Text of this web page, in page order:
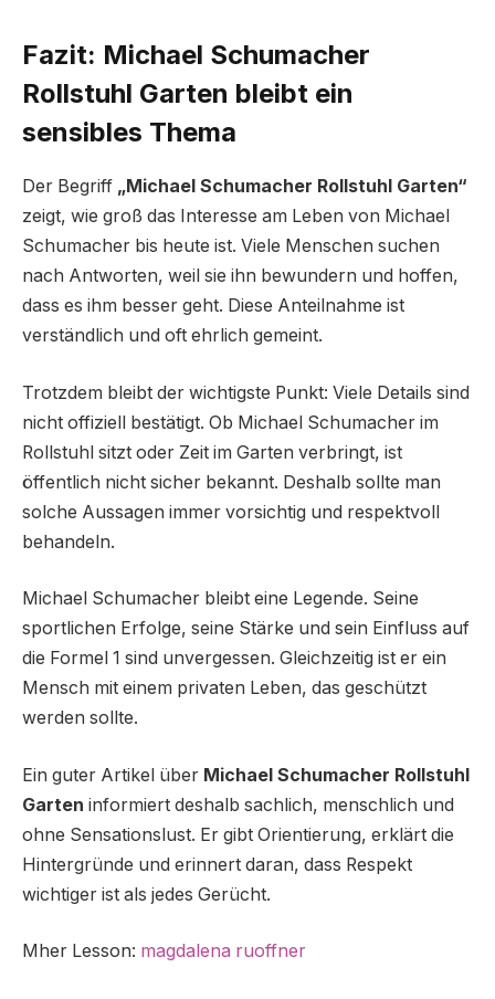
Fazit: Michael Schumacher
Rollstuhl Garten bleibt ein
sensibles Thema
Der Begriff „Michael Schumacher Rollstuhl Garten“
zeigt, wie groß das Interesse am Leben von Michael
Schumacher bis heute ist. Viele Menschen suchen
nach Antworten, weil sie ihn bewundern und hoffen,
dass es ihm besser geht. Diese Anteilnahme ist
verständlich und oft ehrlich gemeint.
Trotzdem bleibt der wichtigste Punkt: Viele Details sind
nicht offiziell bestätigt. Ob Michael Schumacher im
Rollstuhl sitzt oder Zeit im Garten verbringt, ist
öffentlich nicht sicher bekannt. Deshalb sollte man
solche Aussagen immer vorsichtig und respektvoll
behandeln.
Michael Schumacher bleibt eine Legende. Seine
sportlichen Erfolge, seine Stärke und sein Einfluss auf
die Formel 1 sind unvergessen. Gleichzeitig ist er ein
Mensch mit einem privaten Leben, das geschützt
werden sollte.
Ein guter Artikel über Michael Schumacher Rollstuhl
Garten informiert deshalb sachlich, menschlich und
ohne Sensationslust. Er gibt Orientierung, erklärt die
Hintergründe und erinnert daran, dass Respekt
wichtiger ist als jedes Gerücht.
Mher Lesson: magdalena ruoffner